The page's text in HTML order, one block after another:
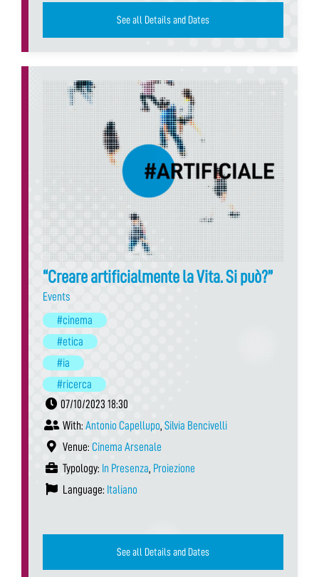
See all Details and Dates
“Creare artificialmente la Vita. Si può?”
Events
#cinema
#etica
#ia
#ricerca
07/10/2023 18:30
With: Antonio Capellupo, Silvia Bencivelli
Venue: Cinema Arsenale
Typology: In Presenza, Proiezione
Language: Italiano
See all Details and Dates